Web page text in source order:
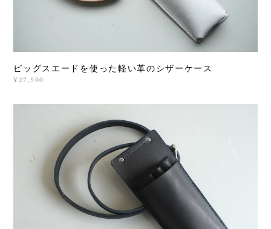
ピッグスエードを使った軽い革のシザーケース
¥27,500